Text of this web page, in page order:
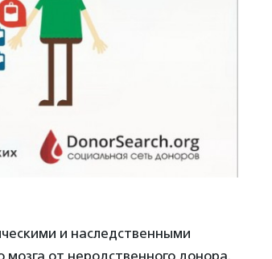
и наследственными
от неродственного донора.